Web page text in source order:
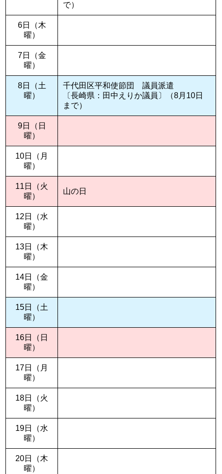
で）
6日（木
曜）
7日（金
曜）
8日（土
曜）
千代田区平和使節団 議員派遣
〔長崎県：田中えりか議員〕（8月10日
まで）
9日（日
曜）
10日（月
曜）
11日（火
曜）
山の日
12日（水
曜）
13日（木
曜）
14日（金
曜）
15日（土
曜）
16日（日
曜）
17日（月
曜）
18日（火
曜）
19日（水
曜）
20日（木
曜）